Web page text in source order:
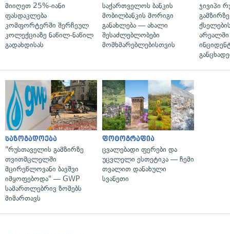
მიიღეთ 25%-იანი
ფასდაკლება
კომფორტერში შერჩეულ
კოლექციაზე ნაწილ-ნაწილ
გადახდისას
საქართველოს ბანკის
მობილბანკის მორიგი
განახლება — ახალი
შესაძლებლობები
მომხმარებლებისთვის
ჯივიპი
საზოგადოება
"რუსთაველის გამზირზე
თვითმცლელში
მცირეწლოვანი ბავშვი
იმყოფებოდა" — GWP
სამართლებრივ ზომებს
მიმართავს
ფოტოგრაფია
ცვალებადი ფერები და
უცვლელი ესთეტიკა — ჩემი
თვალით დანახული
სვანეთი